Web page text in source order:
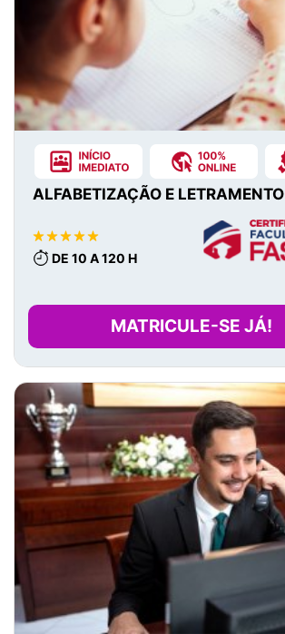
ALFABETIZAÇÃO E LETRAMENTO
DE 10 A 120 H
MATRICULE-SE JÁ!